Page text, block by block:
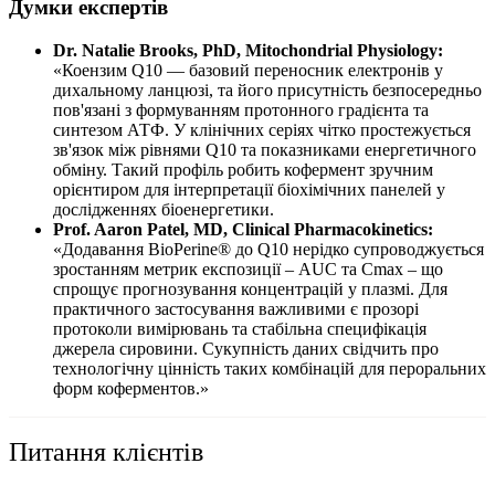
Думки експертів
Dr. Natalie Brooks, PhD, Mitochondrial Physiology:
«Коензим Q10 — базовий переносник електронів у
дихальному ланцюзі, та його присутність безпосередньо
пов'язані з формуванням протонного градієнта та
синтезом АТФ. У клінічних серіях чітко простежується
зв'язок між рівнями Q10 та показниками енергетичного
обміну. Такий профіль робить кофермент зручним
орієнтиром для інтерпретації біохімічних панелей у
дослідженнях біоенергетики.
Prof. Aaron Patel, MD, Clinical Pharmacokinetics:
«Додавання BioPerine® до Q10 нерідко супроводжується
зростанням метрик експозиції – AUC та Cmax – що
спрощує прогнозування концентрацій у плазмі. Для
практичного застосування важливими є прозорі
протоколи вимірювань та стабільна специфікація
джерела сировини. Сукупність даних свідчить про
технологічну цінність таких комбінацій для пероральних
форм коферментов.»
Питання клієнтів